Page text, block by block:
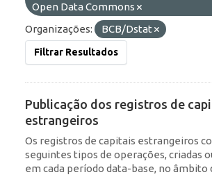
Open Data Commons
Organizações:
BCB/Dstat
Filtrar Resultados
Publicação dos registros de
estrangeiros
Os registros de capitais estrangeiros
seguintes tipos de operações, criadas
em cada período data-base, no âmbito